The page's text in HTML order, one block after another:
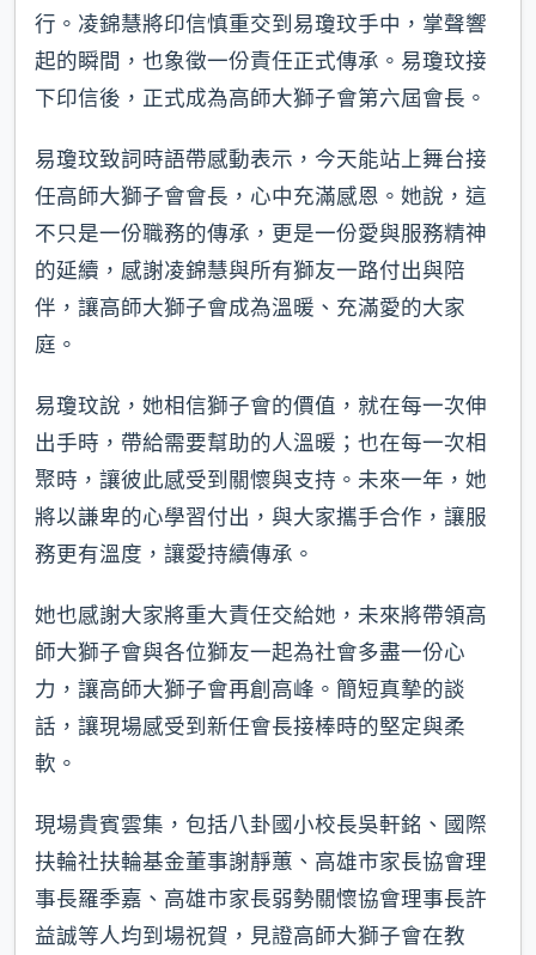
行。凌錦慧將印信慎重交到易瓊玟手中，掌聲響
起的瞬間，也象徵一份責任正式傳承。易瓊玟接
下印信後，正式成為高師大獅子會第六屆會長。
易瓊玟致詞時語帶感動表示，今天能站上舞台接
任高師大獅子會會長，心中充滿感恩。她說，這
不只是一份職務的傳承，更是一份愛與服務精神
的延續，感謝凌錦慧與所有獅友一路付出與陪
伴，讓高師大獅子會成為溫暖、充滿愛的大家
庭。
易瓊玟說，她相信獅子會的價值，就在每一次伸
出手時，帶給需要幫助的人溫暖；也在每一次相
聚時，讓彼此感受到關懷與支持。未來一年，她
將以謙卑的心學習付出，與大家攜手合作，讓服
務更有溫度，讓愛持續傳承。
她也感謝大家將重大責任交給她，未來將帶領高
師大獅子會與各位獅友一起為社會多盡一份心
力，讓高師大獅子會再創高峰。簡短真摯的談
話，讓現場感受到新任會長接棒時的堅定與柔
軟。
現場貴賓雲集，包括八卦國小校長吳軒銘、國際
扶輪社扶輪基金董事謝靜蕙、高雄市家長協會理
事長羅季嘉、高雄市家長弱勢關懷協會理事長許
益誠等人均到場祝賀，見證高師大獅子會在教